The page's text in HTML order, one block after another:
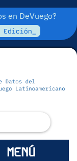
en DeVuego?
Edición_
MENÚ